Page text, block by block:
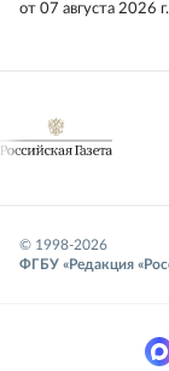
от 07 августа 2026
© 1998-2026
ФГБУ «Редакция